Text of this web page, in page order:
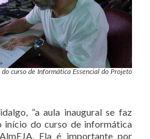
curso de Informática Essencial do Projeto
“a aula inaugural se faz
início do curso de informática
Ela é importante por